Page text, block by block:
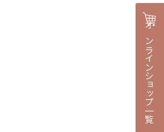
オンラインショップ一覧